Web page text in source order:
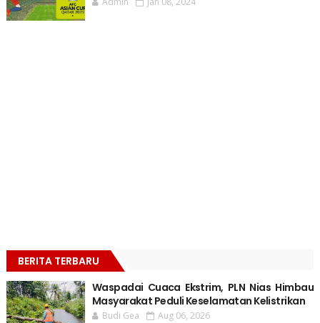
BERITA TERBARU
Waspadai Cuaca Ekstrim, PLN Nias Himbau
Masyarakat Peduli Keselamatan Kelistrikan
Budi Gea Aug 06, 2026